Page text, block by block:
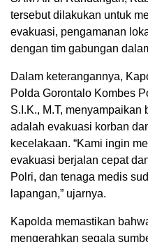
tersebut dilakukan untuk
evakuasi, pengamanan
dengan tim gabungan
Dalam keterangannya,
Polda Gorontalo Kombes
S.I.K., M.T,
adalah evakuasi korban
kecelakaan. “Kami ingin
evakuasi berjalan cepat
Polri, dan tenaga medis
lapangan,” ujarnya.
Kapolda memastikan
mengerahkan segala